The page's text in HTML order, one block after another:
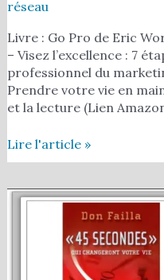
réseau
Livre : Go Pro de Eric
– Visez l’excellence : 7
professionnel du
Prendre votre vie en
et la lecture (Lien
Lire l'article »
Livre